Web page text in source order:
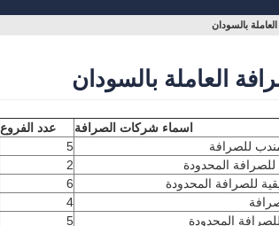
بالسودان
العاملة بالسودان
اسماء شركات الصرافة
عدد الفروع
للصرافة
5
المحدودة
2
للصرافة المحدودة
6
4
المحدودة
5